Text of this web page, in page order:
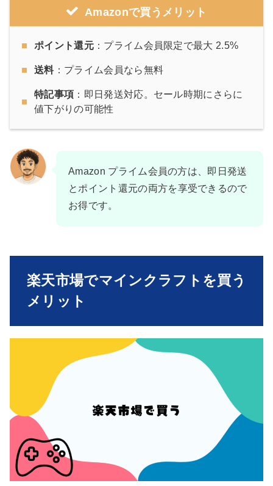
Amazonで買うメリット
ポイント還元：プライム会員限定で最大 2.5%
送料：プライム会員なら無料
特記事項 ：即日発送対応。セール時期にさらに
値下がりの可能性
Amazon プライム会員の方は、即日発送
とポイント還元の両方を享受できるので
お得です。
楽天市場でマインクラフトを買う
メリット